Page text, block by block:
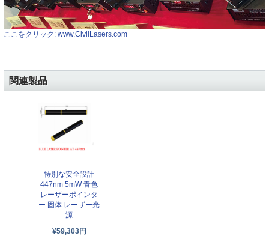
ここをクリック: www.CivilLasers.com
関連製品
特別な安全設計
447nm 5mW 青色
レーザーポインタ
ー 固体 レーザー光
源
¥59,303円